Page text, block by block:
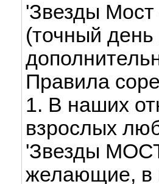
'Звезды Мост
(точный
Правила
1. В наших
взрослых
'Звезды
желающие, в